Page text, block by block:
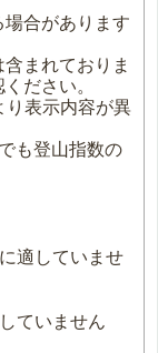
合があります
まれておりま
ださい。
表示内容が異
も登山指数の
適していませ
ていません